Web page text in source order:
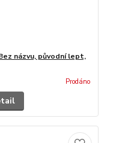
názvu, původní lept,
Prodáno